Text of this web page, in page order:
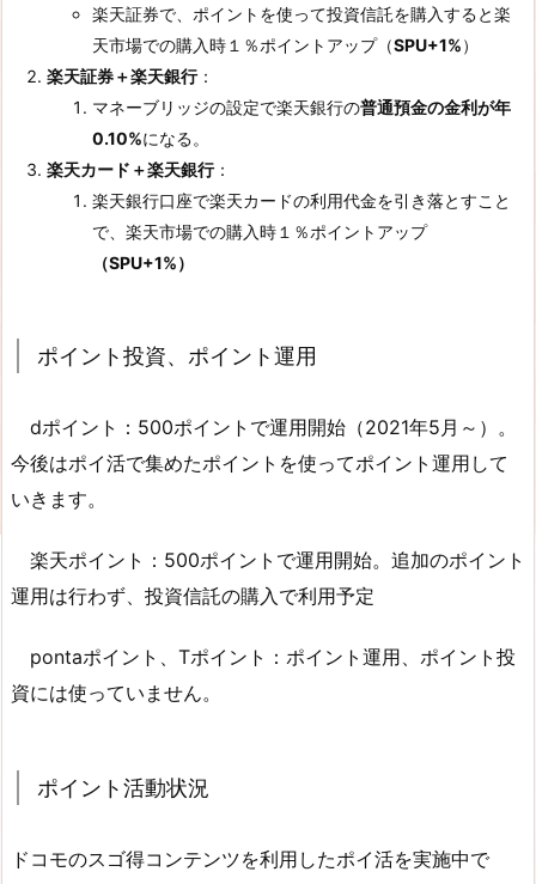
楽天証券で、ポイントを使って投資信託を購入すると楽
天市場での購入時１％ポイントアップ（SPU+1%）
楽天証券＋楽天銀行：
マネーブリッジの設定で楽天銀行の普通預金の金利が年
0.10%になる。
楽天カード＋楽天銀行：
楽天銀行口座で楽天カードの利用代金を引き落とすこと
で、楽天市場での購入時１％ポイントアップ
（SPU+1%）
ポイント投資、ポイント運用
dポイント：500ポイントで運用開始（2021年5月～）。
今後はポイ活で集めたポイントを使ってポイント運用して
いきます。
楽天ポイント：500ポイントで運用開始。追加のポイント
運用は行わず、投資信託の購入で利用予定
pontaポイント、Tポイント：ポイント運用、ポイント投
資には使っていません。
ポイント活動状況
ドコモのスゴ得コンテンツを利用したポイ活を実施中で